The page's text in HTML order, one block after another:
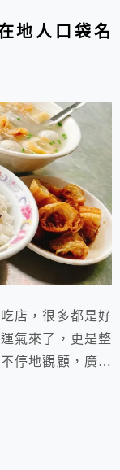
地人口袋名
店，很多都是好
氣來了，更是整
停地觀顧，廣仔